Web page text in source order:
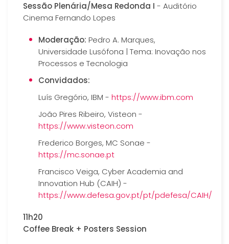
Sessão Plenária/Mesa Redonda I - Auditório
Cinema Fernando Lopes
Moderação: Pedro A. Marques,
Universidade Lusófona | Tema: Inovação nos
Processos e Tecnologia
Convidados:
Luís Gregório, IBM - https://www.ibm.com
João Pires Ribeiro, Visteon -
https://www.visteon.com
Frederico Borges, MC Sonae -
https://mc.sonae.pt
Francisco Veiga, Cyber Academia and
Innovation Hub (CAIH) -
https://www.defesa.gov.pt/pt/pdefesa/CAIH/
11h20
Coffee Break + Posters Session